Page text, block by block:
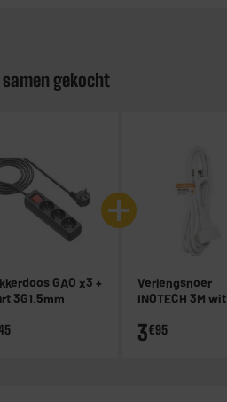
samen gekocht
GAO x3 +
3G1.5mm
Verlengsnoer
INOTECH 3M wit
3€95